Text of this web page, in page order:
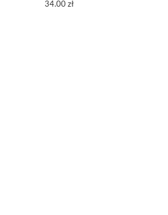
34.00 zł